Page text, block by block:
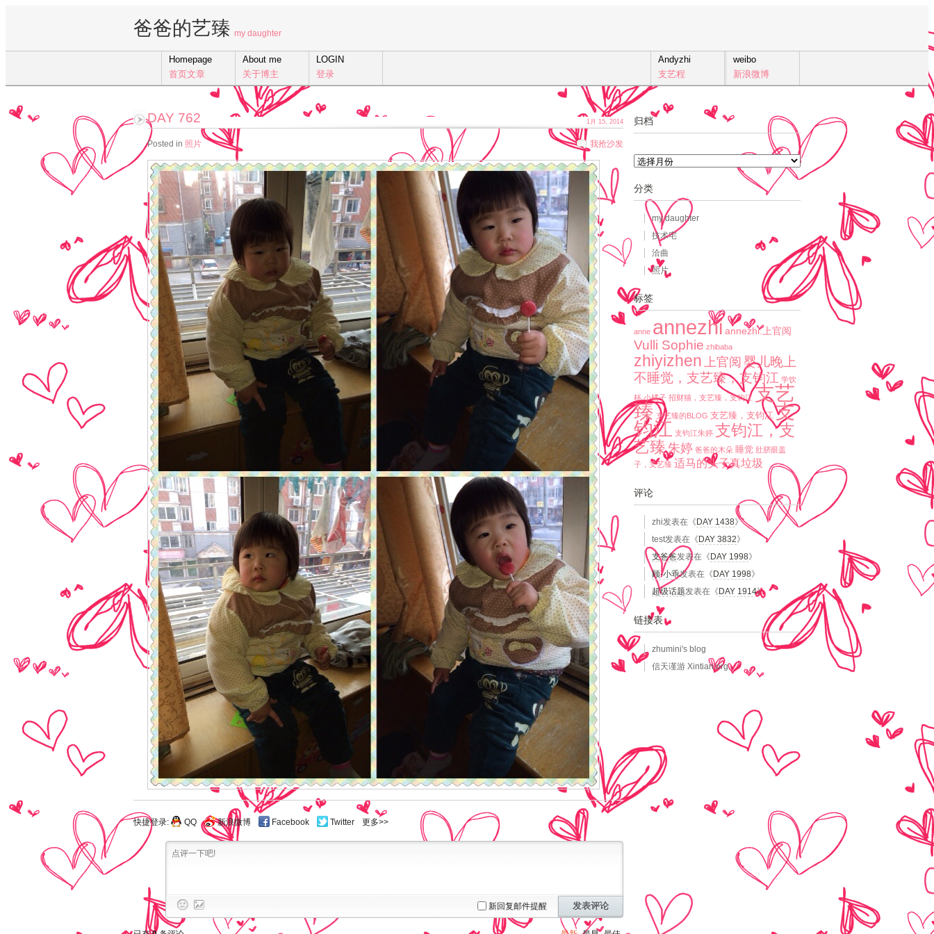
爸爸的艺臻 my daughter
Homepage
首页文章
About me
关于博主
LOGIN
登录
weibo
新浪微博
Andyzhi
支艺程
DAY 762
Posted in 照片 我抢沙发
1月 15, 2014
快捷登录: QQ 新浪微博 Facebook Twitter 更多>>
新回复邮件提醒 发表评论
归档
档
分类
my daughter
技术宅
洽曲
照片
标签
anne annezhi annezhi.上官阅
Vulli Sophie zhibaba
zhiyizhen 上官阅 婴儿晚上
不睡觉，支艺臻，支钧江 学饮
杯 小橘子 招财猫，支艺臻，支钧江 支艺
臻 支艺臻的BLOG 支艺臻，支钧江 支
钧江 支钧江朱婷 支钧江，支
艺臻朱婷 爸爸的木朵 睡觉 肚脐眼盖
子，支艺臻 适马的头子真垃圾
评论
zhi发表在《 DAY 1438》
test发表在《 DAY 3832》
支爸爸发表在《 DAY 1998》
顾-小乖发表在《 DAY 1998》
超级话题发表在《 DAY 1914》
链接表
zhumini's blog
信天谨游 Xintian.org